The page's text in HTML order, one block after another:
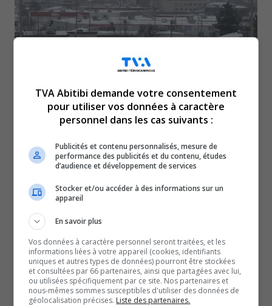
Le conseil municipal de la
Ville de Rouyn-Noranda a
adopté, lundi soir, son
budget pour l’année 2023.
Après des hausses de 4 % en 2020, 1.35 % en 2021 et
3.8 % en 2022, l’augmentation moyenne du compte de
taxes résidentielles est à 7 % pour 2023.
La mairesse de la ville, Diane Dallaire, explique cette
TVA Abitibi demande votre consentement
pour utiliser vos données à caractère
personnel dans les cas suivants :
Publicités et contenu personnalisés, mesure de
performance des publicités et du contenu, études
d’audience et développement de services
Stocker et/ou accéder à des informations sur un
appareil
En savoir plus
Vos données à caractère personnel seront traitées, et les
informations liées à votre appareil (cookies, identifiants
uniques et autres types de données) pourront être stockées
et consultées par 66 partenaires, ainsi que partagées avec lui,
ou utilisées spécifiquement par ce site. Nos partenaires et
nous-mêmes sommes susceptibles d'utiliser des données de
géolocalisation précises. Liste des partenaires.